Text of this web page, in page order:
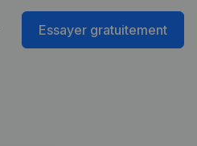
Essayer gratuitement